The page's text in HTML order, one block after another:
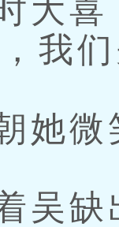
喜
我
她微
缺